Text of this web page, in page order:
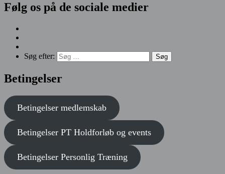
Følg os på de sociale medier
Søg efter:
Betingelser
Betingelser medlemskab
Betingelser PT Holdforløb og events
Betingelser Personlig Træning